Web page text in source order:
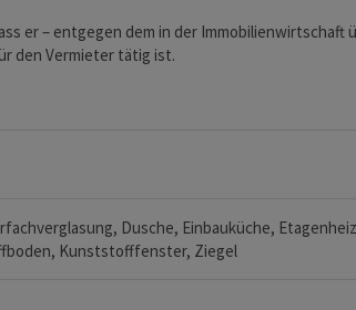
er – entgegen dem in der Immobilienwirtschaft
den Vermieter tätig ist.
Dusche Einbauküche
Kunststofffenster Ziegel